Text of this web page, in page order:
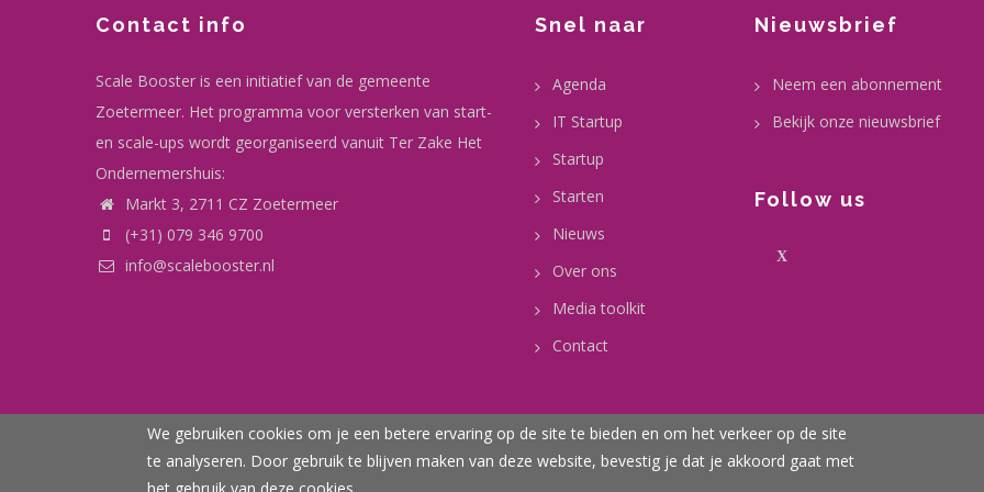
Contact info
Scale Booster is een initiatief van de gemeente
Zoetermeer. Het programma voor versterken van start-
en scale-ups wordt georganiseerd vanuit Ter Zake Het
Ondernemershuis:
Markt 3, 2711 CZ Zoetermeer
(+31) 079 346 9700
info@scalebooster.nl
Snel naar
Agenda
IT Startup
Startup
Starten
Nieuws
Over ons
Media toolkit
Contact
Nieuwsbrief
Neem een abonnement
Bekijk onze nieuwsbrief
Follow us
X
© Realisatie Team Economie gemeente Zoetermeer 2020-2026 | All Rights Reserved |
We gebruiken cookies om je een betere ervaring op de site te bieden en om het verkeer op de site
te analyseren. Door gebruik te blijven maken van deze website, bevestig je dat je akkoord gaat met